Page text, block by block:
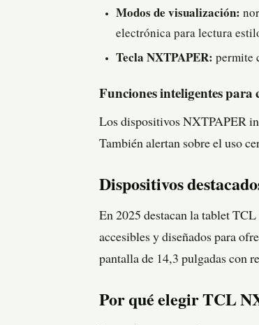
Modos de visualización:
electrónica para lectura
Tecla NXTPAPER: permite
Funciones inteligentes para
Los dispositivos NXTPAPER
También alertan sobre el uso
Dispositivos
En 2025 destacan la tablet
accesibles y diseñados para
pantalla de 14,3 pulgadas con
Por qué elegir TCL